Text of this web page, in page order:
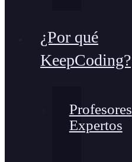
¿Por qué
KeepCoding?
Profesores
Expertos